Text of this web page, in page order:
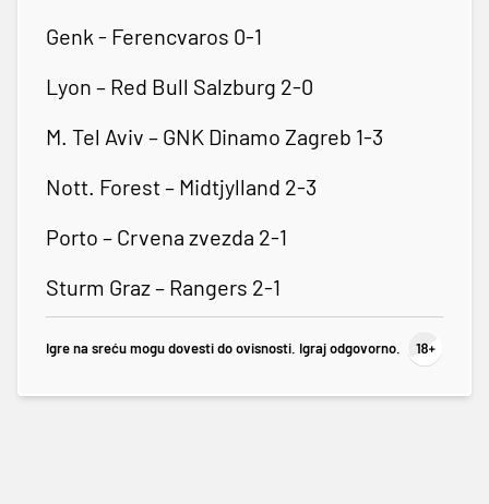
Genk - Ferencvaros 0-1
Lyon – Red Bull Salzburg 2-0
M. Tel Aviv – GNK Dinamo Zagreb 1-3
Nott. Forest – Midtjylland 2-3
Porto – Crvena zvezda 2-1
Sturm Graz – Rangers 2-1
Igre na sreću mogu dovesti do ovisnosti. Igraj odgovorno.